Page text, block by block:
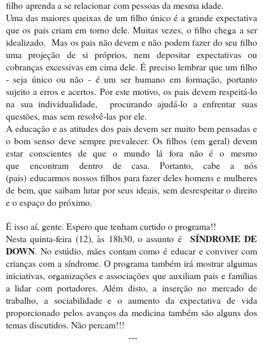
filho aprenda a se relacionar com pessoas da mesma idade.
Uma das maiores queixas de um filho único é a grande expectativa
que os pais criam em torno dele. Muitas vezes, o filho chega a ser
idealizado. Mas os pais não devem e não podem fazer do seu filho
uma projeção de si próprios, nem depositar expectativas ou
cobranças excessivas em cima dele. É preciso lembrar que um filho
- seja único ou não - é um ser humano em formação, portanto
sujeito a erros e acertos. Por este motivo, os pais devem respeitá-lo
na sua individualidade, procurando ajudá-lo a enfrentar suas
questões, mas sem resolvê-las por ele.
A educação e as atitudes dos pais devem ser muito bem pensadas e
o bom senso deve sempre prevalecer. Os filhos (em geral) devem
estar conscientes de que o mundo lá fora não é o mesmo
que encontram dentro de casa. Portanto, cabe a nós
(pais) educarmos nossos filhos para fazer deles homens e mulheres
de bem, que saibam lutar por seus ideais, sem desrespeitar o direito
e o espaço do próximo.
É isso aí, gente. Espero que tenham curtido o programa!!
Nesta quinta-feira (12), às 18h30, o assunto é SÍNDROME DE
DOWN. No estúdio, mães contam como é educar e conviver com
crianças com a síndrome. O programa também irá mostrar algumas
iniciativas, organizações e associações que auxiliam pais e famílias
a lidar com portadores. Além disto, a inserção no mercado de
trabalho, a sociabilidade e o aumento da expectativa de vida
proporcionado pelos avanços da medicina também são alguns dos
temas discutidos. Não percam!!!
---